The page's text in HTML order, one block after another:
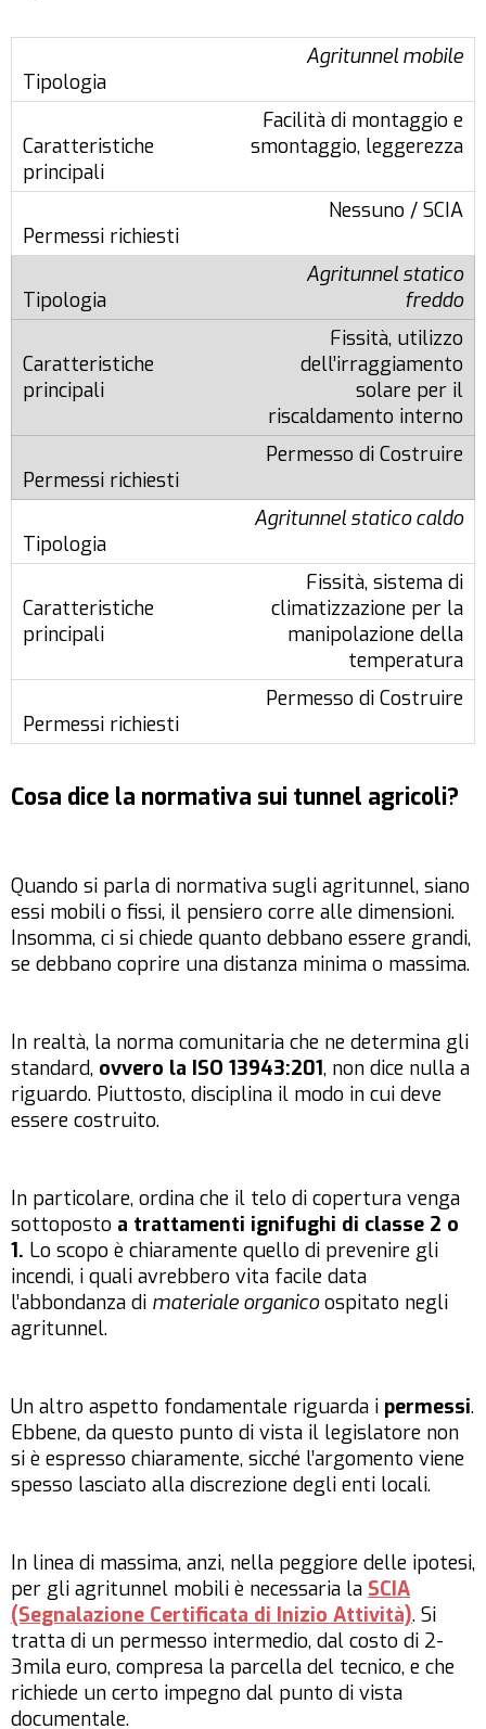
Agritunnel mobile
Facilità di montaggio e
smontaggio, leggerezza
Nessuno / SCIA
Agritunnel statico
freddo
Fissità, utilizzo
dell’irraggiamento
solare per il
riscaldamento interno
Permesso di Costruire
Agritunnel statico caldo
Fissità, sistema di
climatizzazione per la
manipolazione della
temperatura
Permesso di Costruire
Cosa dice la normativa sui tunnel agricoli?
Quando si parla di normativa sugli agritunnel, siano
essi mobili o fissi, il pensiero corre alle dimensioni.
Insomma, ci si chiede quanto debbano essere grandi,
se debbano coprire una distanza minima o massima.
In realtà, la norma comunitaria che ne determina gli
standard, ovvero la ISO 13943:201, non dice nulla a
riguardo. Piuttosto, disciplina il modo in cui deve
essere costruito.
In particolare, ordina che il telo di copertura venga
sottoposto a trattamenti ignifughi di classe 2 o
1. Lo scopo è chiaramente quello di prevenire gli
incendi, i quali avrebbero vita facile data
l’abbondanza di materiale organicoospitato negli
agritunnel.
Un altro aspetto fondamentale riguarda i permessi.
Ebbene, da questo punto di vista il legislatore non
si è espresso chiaramente, sicché l’argomento viene
spesso lasciato alla discrezione degli enti locali.
In linea di massima, anzi, nella peggiore delle ipotesi,
per gli agritunnel mobili è necessaria la SCIA
(Segnalazione Certificata di Inizio Attività). Si
tratta di un permesso intermedio, dal costo di 2-
3mila euro, compresa la parcella del tecnico, e che
richiede un certo impegno dal punto di vista
documentale.